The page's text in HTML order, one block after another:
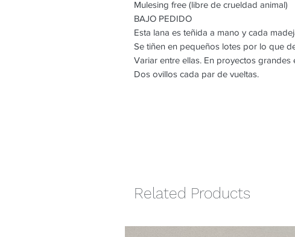
Mulesing free (libre de crueldad animal)
BAJO PEDIDO
Esta lana es teñida a mano y cada
Se tiñen en pequeños lotes por lo que
Variar entre ellas. En proyectos grandes
Dos ovillos cada par de vueltas.
Related Products